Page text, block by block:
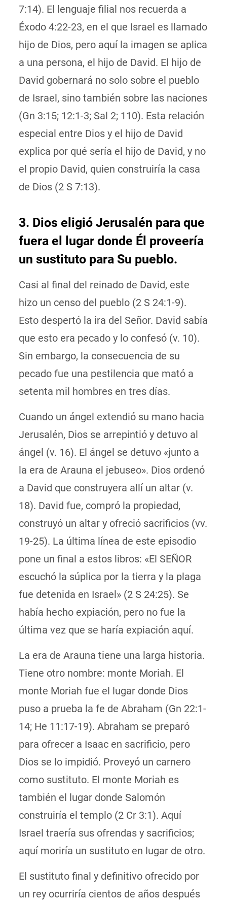
7:14). El lenguaje filial nos recuerda a
Éxodo 4:22-23, en el que Israel es llamado
hijo de Dios, pero aquí la imagen se aplica
a una persona, el hijo de David. El hijo de
David gobernará no solo sobre el pueblo
de Israel, sino también sobre las naciones
(Gn 3:15; 12:1-3; Sal 2; 110). Esta relación
especial entre Dios y el hijo de David
explica por qué sería el hijo de David, y no
el propio David, quien construiría la casa
de Dios (2 S 7:13).
3. Dios eligió Jerusalén para que
fuera el lugar donde Él proveería
un sustituto para Su pueblo.
Casi al final del reinado de David, este
hizo un censo del pueblo (2 S 24:1-9).
Esto despertó la ira del Señor. David sabía
que esto era pecado y lo confesó (v. 10).
Sin embargo, la consecuencia de su
pecado fue una pestilencia que mató a
setenta mil hombres en tres días.
Cuando un ángel extendió su mano hacia
Jerusalén, Dios se arrepintió y detuvo al
ángel (v. 16). El ángel se detuvo «junto a
la era de Arauna el jebuseo». Dios ordenó
a David que construyera allí un altar (v.
18). David fue, compró la propiedad,
construyó un altar y ofreció sacrificios (vv.
19-25). La última línea de este episodio
pone un final a estos libros: «El SEÑOR
escuchó la súplica por la tierra y la plaga
fue detenida en Israel» (2 S 24:25). Se
había hecho expiación, pero no fue la
última vez que se haría expiación aquí.
La era de Arauna tiene una larga historia.
Tiene otro nombre: monte Moriah. El
monte Moriah fue el lugar donde Dios
puso a prueba la fe de Abraham (Gn 22:1-
14; He 11:17-19). Abraham se preparó
para ofrecer a Isaac en sacrificio, pero
Dios se lo impidió. Proveyó un carnero
como sustituto. El monte Moriah es
también el lugar donde Salomón
construiría el templo (2 Cr 3:1). Aquí
Israel traería sus ofrendas y sacrificios;
aquí moriría un sustituto en lugar de otro.
El sustituto final y definitivo ofrecido por
un rey ocurriría cientos de años después